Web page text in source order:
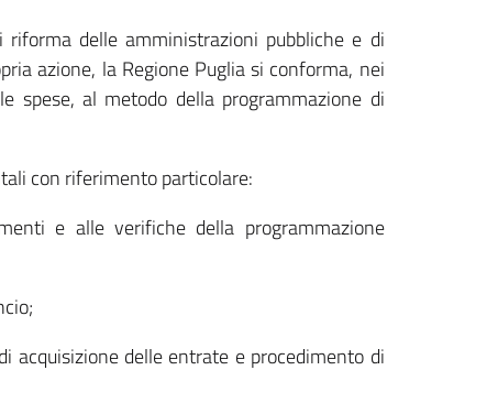
delle amministrazioni pubbliche e di
azione, la Regione Puglia si conforma, nei
spese, al metodo della programmazione di
con riferimento particolare:
e alle verifiche della programmazione
acquisizione delle entrate e procedimento di